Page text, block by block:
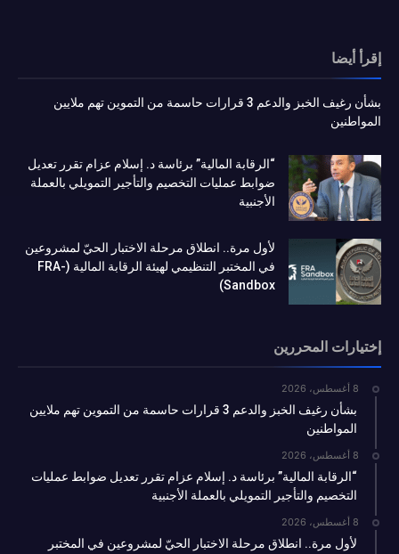
إقرأ أيضا
بشأن رغيف الخبز والدعم 3 قرارات حاسمة من التموين تهم ملايين
المواطنين
“الرقابة المالية” برئاسة د. إسلام عزام تقرر تعديل
ضوابط عمليات التخصيم والتأجير التمويلي بالعملة
الأجنبية
لأول مرة.. انطلاق مرحلة الاختبار الحيّ لمشروعين
في المختبر التنظيمي لهيئة الرقابة المالية (FRA-
Sandbox)
إختيارات المحررين
8 أغسطس، 2026
بشأن رغيف الخبز والدعم 3 قرارات حاسمة من التموين تهم ملايين
المواطنين
8 أغسطس، 2026
“الرقابة المالية” برئاسة د. إسلام عزام تقرر تعديل ضوابط عمليات
التخصيم والتأجير التمويلي بالعملة الأجنبية
8 أغسطس، 2026
لأول مرة.. انطلاق مرحلة الاختبار الحيّ لمشروعين في المختبر